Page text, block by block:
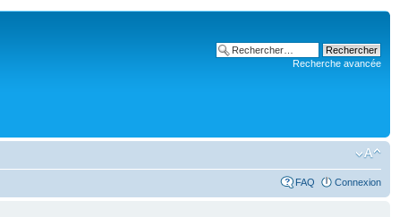
Recherche avancée
FAQ Connexion